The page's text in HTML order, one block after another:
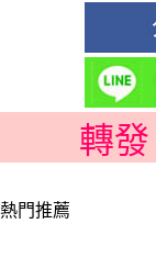
轉
熱門推薦